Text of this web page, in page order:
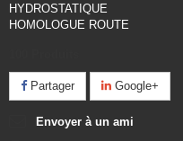
HYDROSTATIQUE
HOMOLOGUE ROUTE
Partager Google+
Envoyer à un ami